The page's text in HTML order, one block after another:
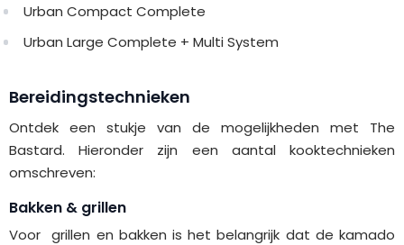
Urban Compact Complete
Urban Large Complete + Multi System
Bereidingstechnieken
Ontdek een stukje van de mogelijkheden met The
Bastard. Hieronder zijn een aantal kooktechnieken
omschreven:
Bakken & grillen
Voor grillen en bakken is het belangrijk dat de kamado